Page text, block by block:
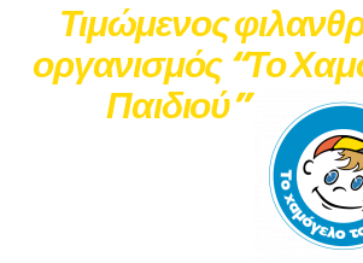
Τιμώμενος
οργανισμός “Το
Παιδιού”